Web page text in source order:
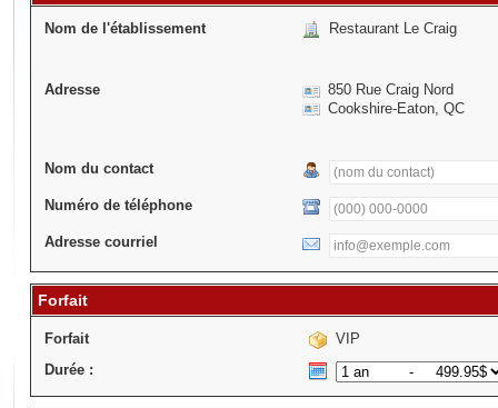
Nom de l'établissement Restaurant Le Craig
Adresse
850 Rue Craig Nord
Cookshire-Eaton, QC
Nom du contact
Numéro de téléphone
Adresse courriel
Forfait
Forfait
VIP
Durée :